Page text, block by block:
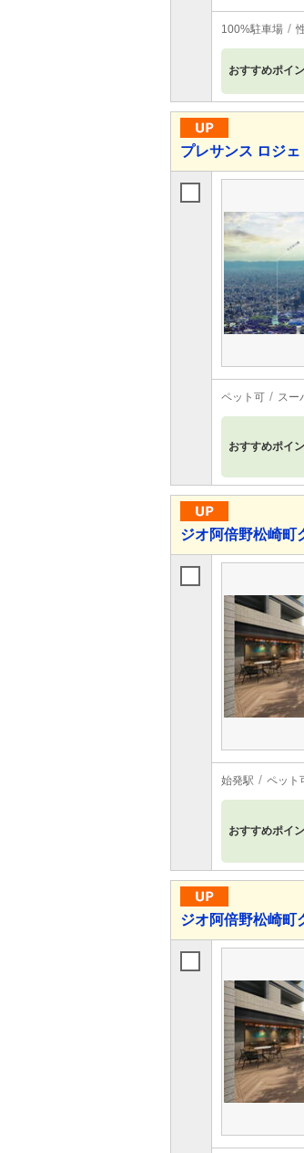
100%駐車場
おすすめポイ
プレサンス ロジ
ペット可 スー
おすすめポイ
ジオ阿倍野松崎町
始発駅 ペット
おすすめポイ
ジオ阿倍野松崎町